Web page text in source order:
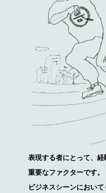
表現する者にとって、
重要なファクターです。
ビジネスシーンにおいて